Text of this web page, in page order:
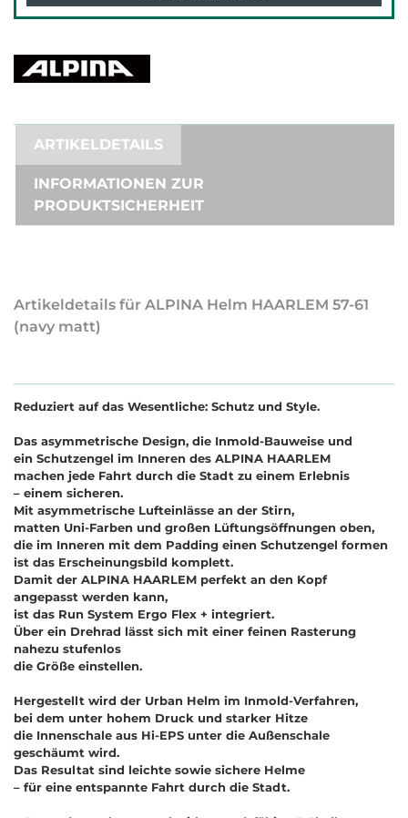
ARTIKELDETAILS
INFORMATIONEN ZUR
PRODUKTSICHERHEIT
Artikeldetails für ALPINA Helm HAARLEM 57-61
(navy matt)
Reduziert auf das Wesentliche: Schutz und Style.
Das asymmetrische Design, die Inmold-Bauweise und
ein Schutzengel im Inneren des ALPINA HAARLEM
machen jede Fahrt durch die Stadt zu einem Erlebnis
– einem sicheren.
Mit asymmetrische Lufteinlässe an der Stirn,
matten Uni-Farben und großen Lüftungsöffnungen oben,
die im Inneren mit dem Padding einen Schutzengel formen
ist das Erscheinungsbild komplett.
Damit der ALPINA HAARLEM perfekt an den Kopf
angepasst werden kann,
ist das Run System Ergo Flex + integriert.
Über ein Drehrad lässt sich mit einer feinen Rasterung
nahezu stufenlos
die Größe einstellen.
Hergestellt wird der Urban Helm im Inmold-Verfahren,
bei dem unter hohem Druck und starker Hitze
die Innenschale aus Hi-EPS unter die Außenschale
geschäumt wird.
Das Resultat sind leichte sowie sichere Helme
– für eine entspannte Fahrt durch die Stadt.